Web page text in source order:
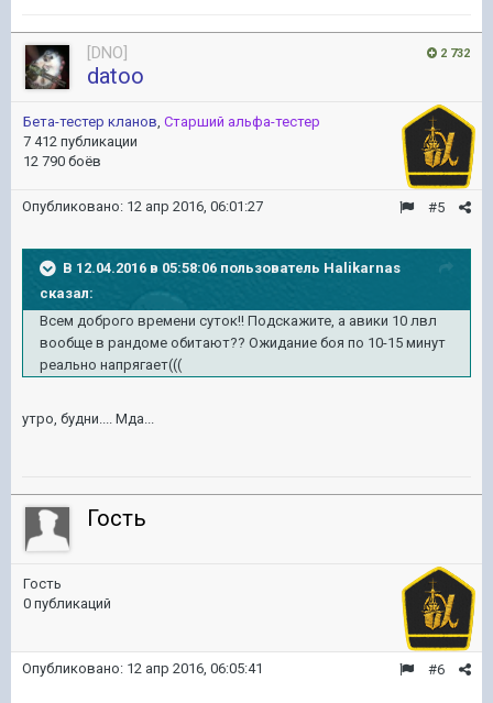
2 732
[DNO]
datoo
Бета-тестер кланов, Старший альфа-тестер
7 412 публикации
12 790 боёв
#5
Опубликовано: 12 апр 2016, 06:01:27
В 12.04.2016 в 05:58:06 пользователь Halikarnas
сказал:
Всем доброго времени суток!! Подскажите, а авики 10 лвл
вообще в рандоме обитают?? Ожидание боя по 10-15 минут
реально напрягает(((
утро, будни.... Мда...
Гость
Гость
0 публикаций
#6
Опубликовано: 12 апр 2016, 06:05:41